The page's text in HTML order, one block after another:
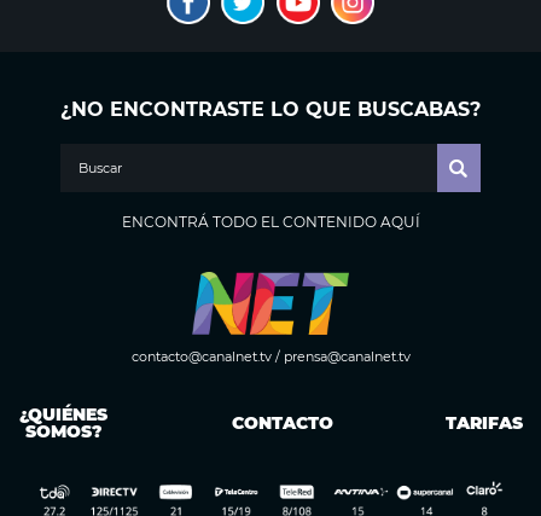
¿NO ENCONTRASTE LO QUE BUSCABAS?
ENCONTRÁ TODO EL CONTENIDO AQUÍ
contacto@canalnet.tv/ prensa@canalnet.tv
¿QUIÉNES
SOMOS? CONTACTO TARIFAS